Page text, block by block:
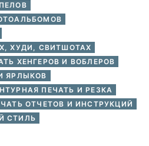
ХУДИ, СВИТШОТАХ
ХЕНГЕРОВ И ВОБЛЕРОВ
ЯРЛЫКОВ
ПЕЧАТЬ И РЕЗКА
ОТЧЕТОВ И ИНСТРУКЦИЙ
СТИЛЬ